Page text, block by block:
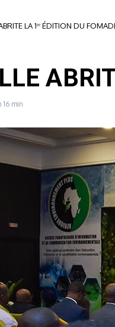
LA 1ʳᵉ ÉDITION DU
16 min